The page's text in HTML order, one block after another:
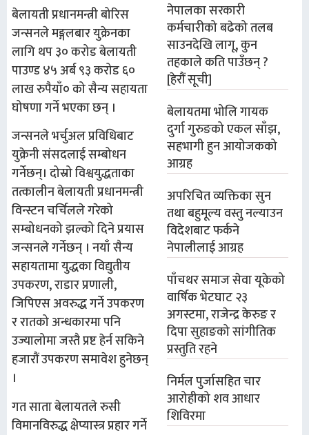
बेलायती प्रधानमन्त्री बोरिस
जन्सनले मङ्गलबार युक्रेनका
लागि थप ३० करोड बेलायती
पाउण्ड ४५ अर्ब ९३ करोड ६०
लाख रुपैयाँ० को सैन्य सहायता
घोषणा गर्ने भएका छन् ।
जन्सनले भर्चुअल प्रविधिबाट
युक्रेनी संसदलाई सम्बोधन
गर्नेछन्। दोस्रो विश्वयुद्धताका
तत्कालीन बेलायती प्रधानमन्त्री
विन्स्टन चर्चिलले गरेको
सम्बोधनको झल्को दिने प्रयास
जन्सनले गर्नेछन् । नयाँ सैन्य
सहायतामा युद्धका विद्युतीय
उपकरण, राडार प्रणाली,
जिपिएस अवरुद्ध गर्ने उपकरण
र रातको अन्धकारमा पनि
उज्यालोमा जस्तै प्रष्ट हेर्न सकिने
हजारौं उपकरण समावेश हुनेछन्
।
गत साता बेलायतले रुसी
विमानविरुद्ध क्षेप्यास्त्र प्रहार गर्ने
नेपालका सरकारी
कर्मचारीको बढेको तलब
साउनदेखि लागू, कुन
तहकाले कति पाउँछन् ?
[हेरौं सूची]
बेलायतमा भोलि गायक
दुर्गा गुरुङको एकल साँझ,
सहभागी हुन आयोजकको
आग्रह
अपरिचित व्यक्तिका सुन
तथा बहुमूल्य वस्तु नल्याउन
विदेशबाट फर्कने
नेपालीलाई आग्रह
पाँचथर समाज सेवा यूकेको
वार्षिक भेटघाट २३
अगस्टमा, राजेन्द्र केरुङ र
दिपा सुहाङको सांगीतिक
प्रस्तुति रहने
निर्मल पुर्जासहित चार
आरोहीको शव आधार
शिविरमा